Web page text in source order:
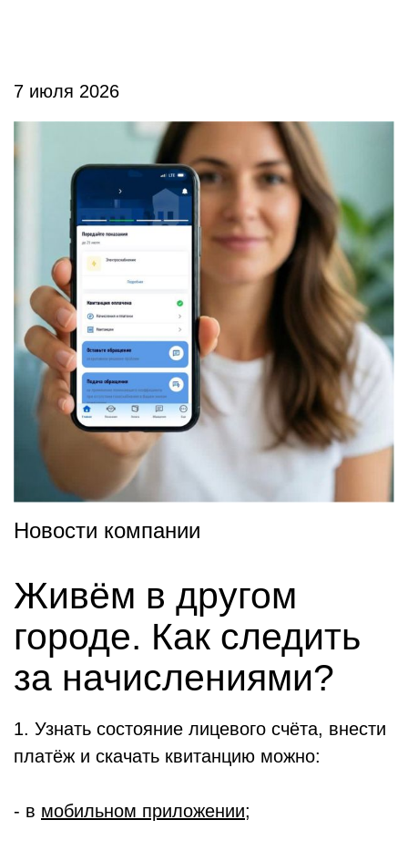
7 июля 2026
Новости компании
Живём в другом
городе. Как следить
за начислениями?
1. Узнать состояние лицевого счёта, внести
платёж и скачать квитанцию можно:
- в мобильном приложении;